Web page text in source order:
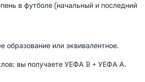
в футболе (начальный и последний
образование или эквивалентное.
вы получаете УЕФА B + УЕФА А.